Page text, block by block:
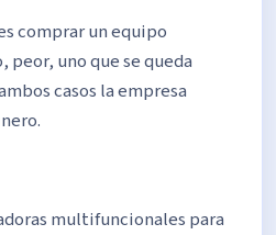
comprar un equipo
uno que se queda
casos la empresa
multifuncionales para